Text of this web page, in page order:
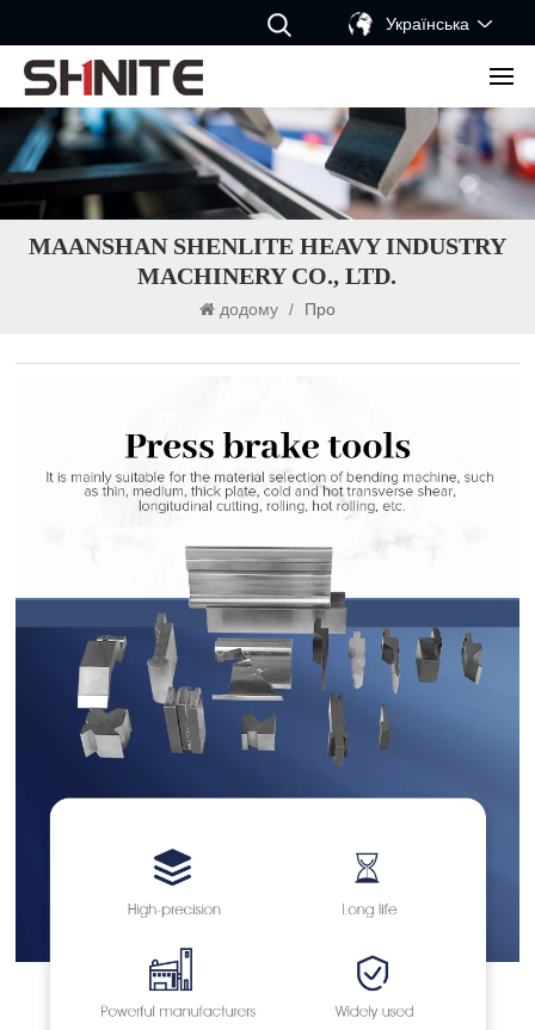
Українська
MAANSHAN SHENLITE HEAVY INDUSTRY
MACHINERY CO., LTD.
додому / Про